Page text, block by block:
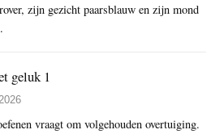
zijn gezicht paarsblauw en zijn mond
geluk 1
vraagt om volgehouden overtuiging.